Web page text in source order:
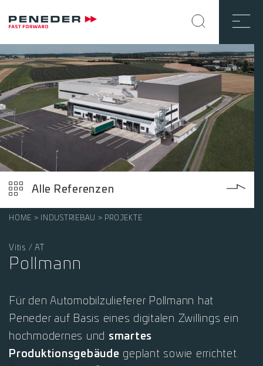
Alle Referenzen
HOME INDUSTRIEBAU PROJEKTE
Vitis / AT
Pollmann
Für den Automobilzulieferer Pollmann hat
Peneder auf Basis eines digitalen Zwillings ein
hochmodernes und smartes
Produktionsgebäude geplant sowie errichtet.